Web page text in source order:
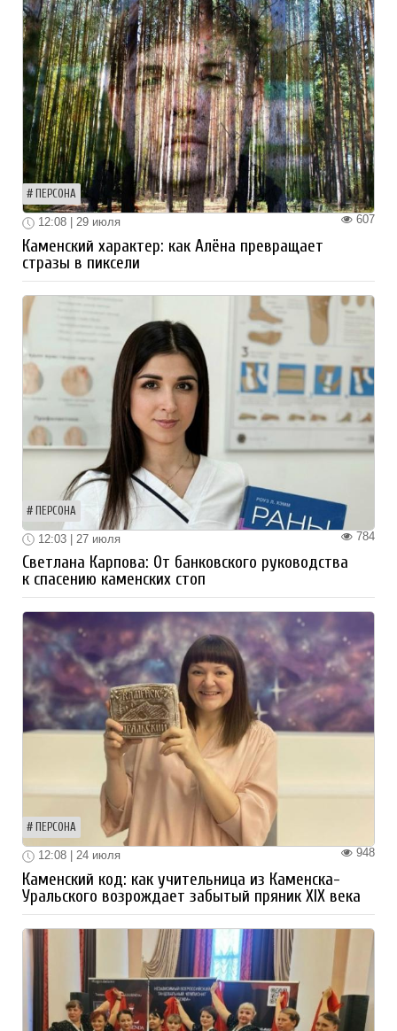
ПЕРСОНА
607
12:08 | 29 июля
Каменский характер: как Алёна превращает
стразы в пиксели
ПЕРСОНА
784
12:03 | 27 июля
Светлана Карпова: От банковского руководства
к спасению каменских стоп
ПЕРСОНА
948
12:08 | 24 июля
Каменский код: как учительница из Каменска-
Уральского возрождает забытый пряник XIX века